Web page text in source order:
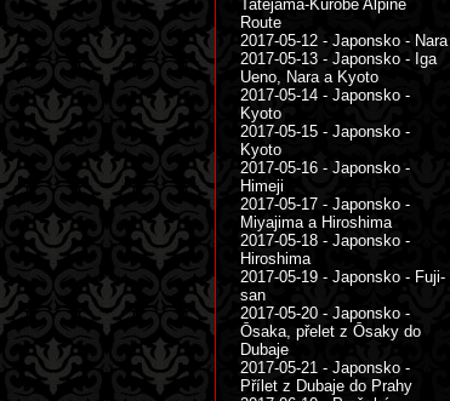
Tatejama-Kurobe Alpine
Route
2017-05-12 - Japonsko - Nara
2017-05-13 - Japonsko - Iga
Ueno, Nara a Kyoto
2017-05-14 - Japonsko -
Kyoto
2017-05-15 - Japonsko -
Kyoto
2017-05-16 - Japonsko -
Himeji
2017-05-17 - Japonsko -
Miyajima a Hiroshima
2017-05-18 - Japonsko -
Hiroshima
2017-05-19 - Japonsko - Fuji-
san
2017-05-20 - Japonsko -
Ōsaka, přelet z Ōsaky do
Dubaje
2017-05-21 - Japonsko -
Přílet z Dubaje do Prahy